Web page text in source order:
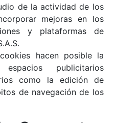
de la actividad de los
mejoras en los
y plataformas de
hacen posible la
publicitarios
como la edición de
de navegación de los